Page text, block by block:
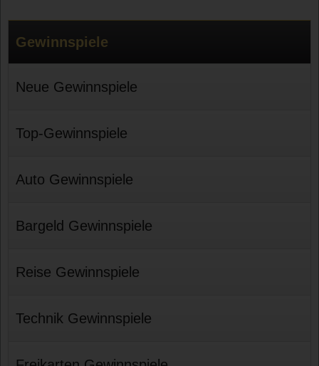
Gewinnspiele
Neue Gewinnspiele
Top-Gewinnspiele
Auto Gewinnspiele
Bargeld Gewinnspiele
Reise Gewinnspiele
Technik Gewinnspiele